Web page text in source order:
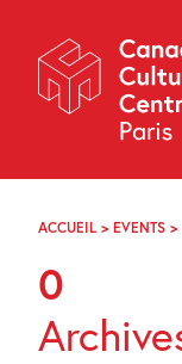
Navigation
About
Off-Site
Explore
Archives
FR
ACCUEIL > EVENTS >
0